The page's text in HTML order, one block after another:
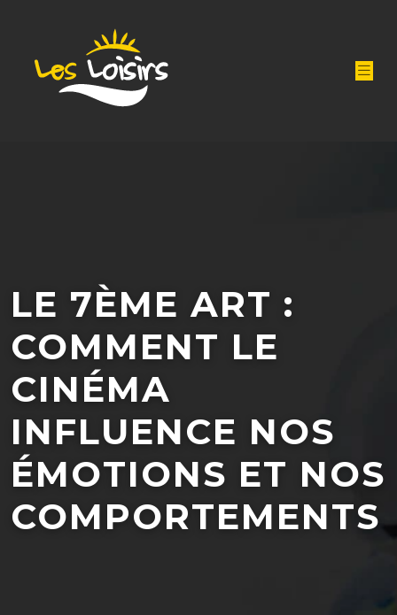
LE 7ÈME ART :
COMMENT LE
CINÉMA
INFLUENCE NOS
ÉMOTIONS ET NOS
COMPORTEMENTS